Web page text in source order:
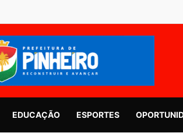
EDUCAÇÃO ESPORTES